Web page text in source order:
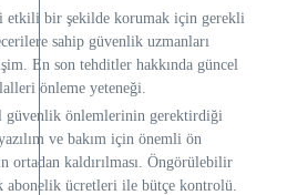
etkili bir şekilde korumak için gerekli
sahip güvenlik uzmanları
En son tehditler hakkında güncel
önleme yeteneği.
güvenlik önlemlerinin gerektirdiği
ve bakım için önemli ön
ortadan kaldırılması. Öngörülebilir
abonelik ücretleri ile bütçe kontrolü.